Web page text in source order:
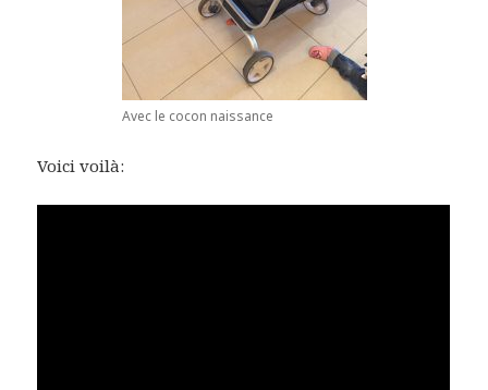
Avec le cocon naissance
Voici voilà: